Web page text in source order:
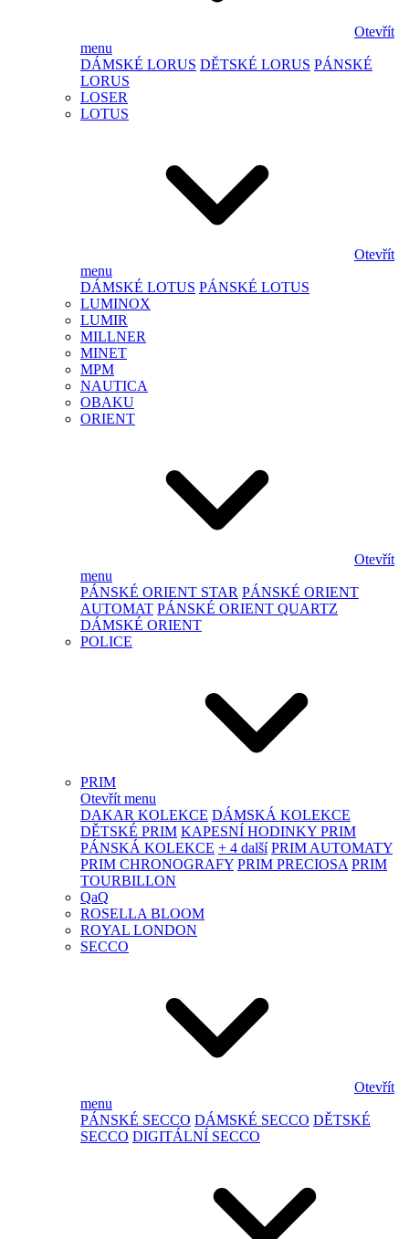
Otevřít
menu
DÁMSKÉ LORUS DĚTSKÉ LORUS PÁNSKÉ
LORUS
LOSER
LOTUS
Otevřít
menu
DÁMSKÉ LOTUS PÁNSKÉ LOTUS
LUMINOX
LUMIR
MILLNER
MINET
MPM
NAUTICA
OBAKU
ORIENT
Otevřít
menu
PÁNSKÉ ORIENT STAR PÁNSKÉ ORIENT
AUTOMAT PÁNSKÉ ORIENT QUARTZ
DÁMSKÉ ORIENT
POLICE
PRIM
Otevřít menu
DAKAR KOLEKCE DÁMSKÁ KOLEKCE
DĚTSKÉ PRIM KAPESNÍ HODINKY PRIM
PÁNSKÁ KOLEKCE + 4 další PRIM AUTOMATY
PRIM CHRONOGRAFY PRIM PRECIOSA PRIM
TOURBILLON
QaQ
ROSELLA BLOOM
ROYAL LONDON
SECCO
Otevřít
menu
PÁNSKÉ SECCO DÁMSKÉ SECCO DĚTSKÉ
SECCO DIGITÁLNÍ SECCO